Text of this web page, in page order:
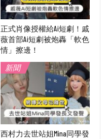
正式肖像授權給Ai短劇！戚
薇首部Ai短劇被炮轟「軟色
情」擦邊！
新聞
西村力去世站姐Mina同學發